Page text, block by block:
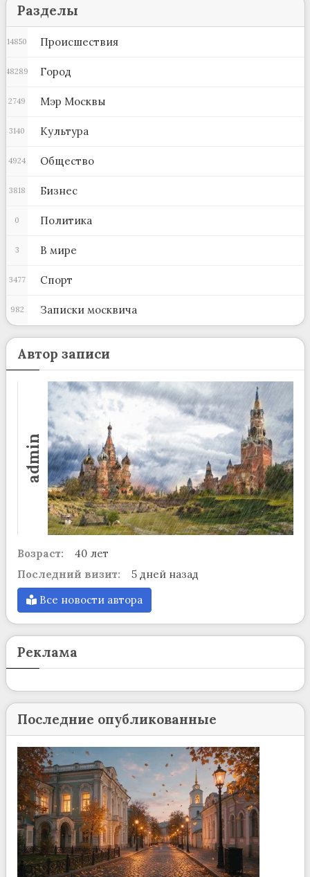
Разделы
Происшествия
14850
Город
48289
Мэр Москвы
2749
Культура
3140
Общество
4924
Бизнес
3818
Политика
0
В мире
3
Спорт
3477
Записки москвича
982
Автор записи
admin
Возраст:
40 лет
Последний визит:
5 дней назад
Все новости автора
Реклама
Последние опубликованные